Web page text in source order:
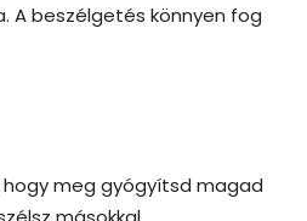
A beszélgetés könnyen fog
meg gyógyítsd magad